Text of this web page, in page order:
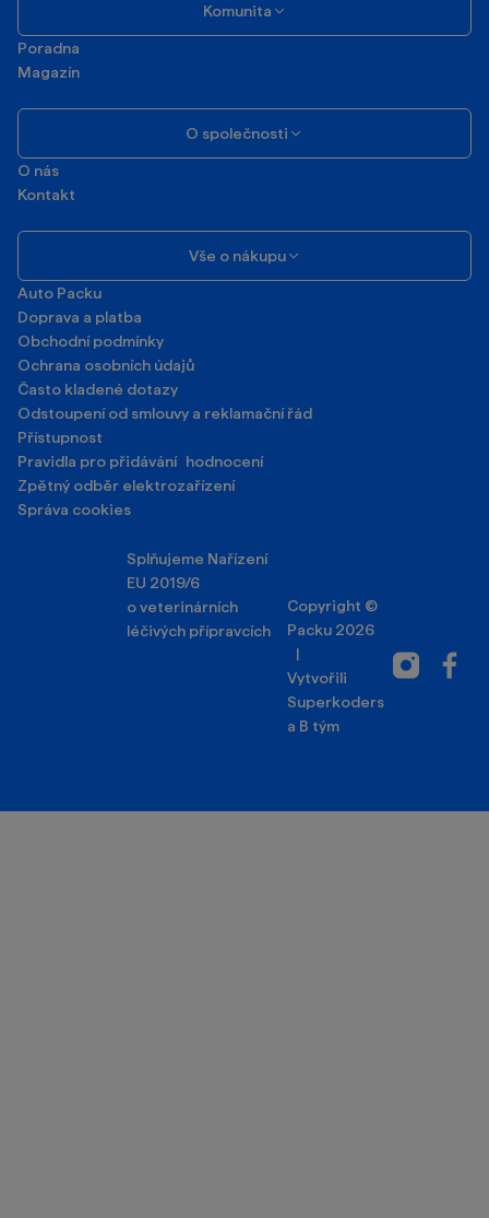
Komunita
Poradna
Magazín
O společnosti
O nás
Kontakt
Vše o nákupu
Auto Packu
Doprava a platba
Obchodní podmínky
Ochrana osobních údajů
Často kladené dotazy
Odstoupení od smlouvy a reklamační řád
Přístupnost
Pravidla pro přidávání hodnocení
Zpětný odběr elektrozařízení
Správa cookies
Splňujeme Nařízení
EU 2019/6
o veterinárních
léčivých přípravcích
Copyright ©
Packu 2026
|
Vytvořili
Superkoders
a B tým
Instagram